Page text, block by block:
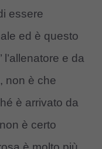
essere
ed è questo
e da
non è che
è arrivato da
non è certo